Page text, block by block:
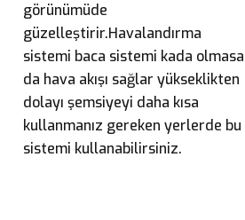
görünümüde
güzelleştirir.Havalandırma
sistemi baca sistemi kada olmasa
da hava akışı sağlar yükseklikten
dolayı şemsiyeyi daha kısa
kullanmanız gereken yerlerde bu
sistemi kullanabilirsiniz.